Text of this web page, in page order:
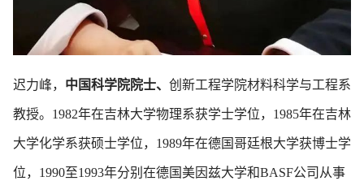
迟力峰， 中国科学院院士、 创新工程学院材料科学与工程系
教授。1982年在吉林大学物理系获学士学位，1985年在吉林
大学化学系获硕士学位，1989年在德国哥廷根大学获博士学
位，1990至1993年分别在德国美因兹大学和BASF公司从事